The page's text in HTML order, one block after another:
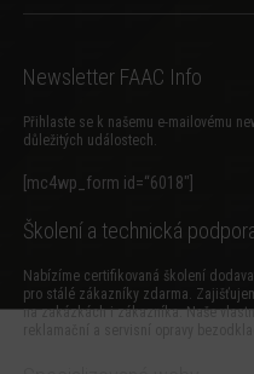
Newsletter FAAC Info
Přihlaste se k našemu e-mailovému
důležitých událostech.
[mc4wp_form id=“6018″]
Školení a technická
Nabízíme certifikovaná školení
pro stálé zákazníky zdarma.
na zakázkách i zákazníka. Naše